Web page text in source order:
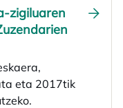
zigiluaren
eta 2017tik